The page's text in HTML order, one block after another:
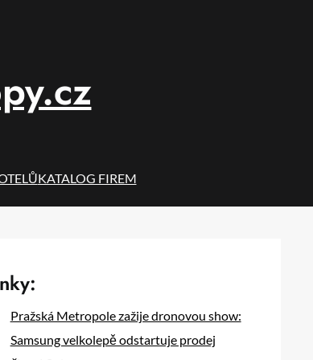
KATALOG FIREM
Pražská Metropole zažije dronovou show:
Samsung velkolepě odstartuje prodej